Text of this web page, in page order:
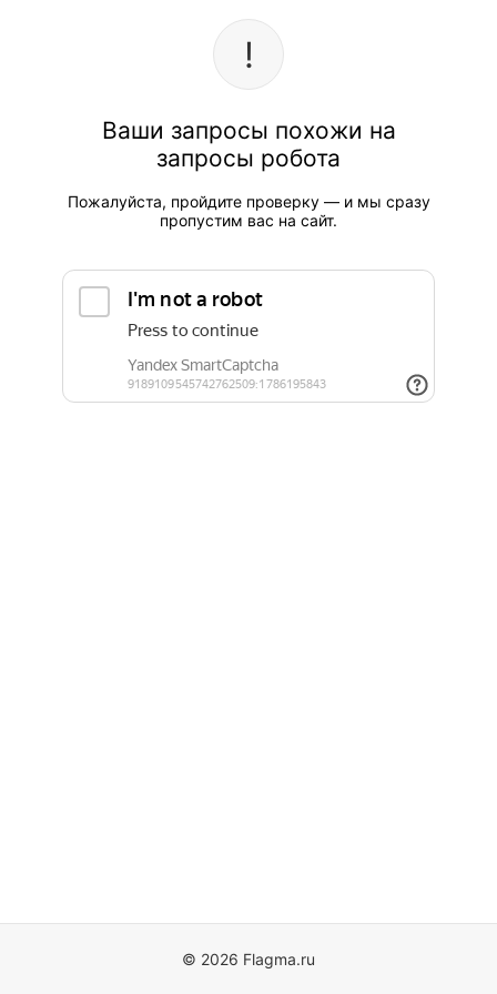
Ваши запросы похожи на
запросы робота
Пожалуйста, пройдите проверку — и мы сразу
пропустим вас на сайт.
© 2026 Flagma.ru